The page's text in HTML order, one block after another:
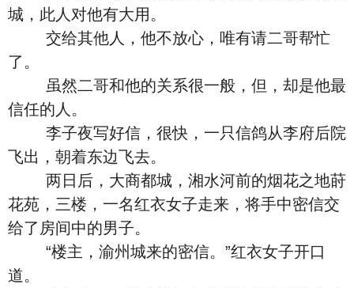
城，此人对他有大用。
交给其他人，他不放心，唯有请二哥帮忙
了。
虽然二哥和他的关系很一般，但，却是他最
信任的人。
李子夜写好信，很快，一只信鸽从李府后院
飞出，朝着东边飞去。
两日后，大商都城，湘水河前的烟花之地莳
花苑，三楼，一名红衣女子走来，将手中密信交
给了房间中的男子。
“楼主，渝州城来的密信。”红衣女子开口
道。